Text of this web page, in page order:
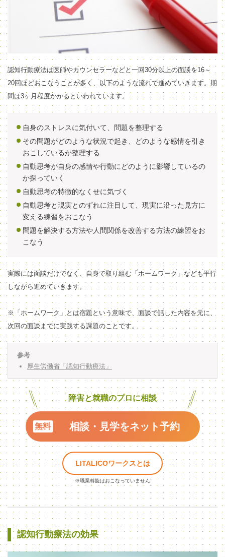
認知行動療法は医師やカウンセラーなどと一回30分以上の面談を16～
20回ほどおこなうことが多く、以下のような流れで進めていきます。期
間は3ヶ月程度かかるといわれています。
自身のストレスに気付いて、問題を整理する
その問題がどのような状況で起き、どのような感情を引き
おこしているか整理する
自動思考が自身の感情や行動にどのように影響しているの
か探っていく
自動思考の特徴的なくせに気づく
自動思考と現実とのずれに注目して、現実に沿った見方に
変える練習をおこなう
問題を解決する方法や人間関係を改善する方法の練習をお
こなう
実際には面談だけでなく、自身で取り組む「ホームワーク」なども平行
しながら進めていきます。
※「ホームワーク」とは宿題という意味で、面談で話した内容を元に、
次回の面談までに実践する課題のことです。
参考
厚生労働省「認知行動療法」
障害と就職のプロに相談
相談・見学をネット予約
LITALICOワークスとは
※職業斡旋はおこなっていません
認知行動療法の効果